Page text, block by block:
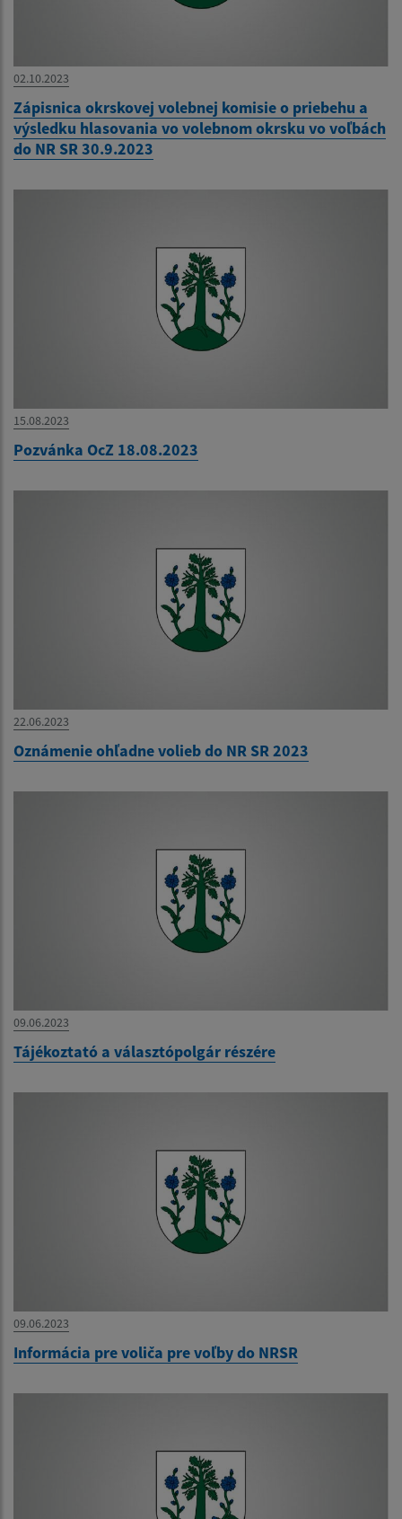
02.10.2023
Zápisnica okrskovej volebnej komisie o priebehu a
výsledku hlasovania vo volebnom okrsku vo voľbách
do NR SR 30.9.2023
15.08.2023
Pozvánka OcZ 18.08.2023
22.06.2023
Oznámenie ohľadne volieb do NR SR 2023
09.06.2023
Tájékoztató a választópolgár részére
09.06.2023
Informácia pre voliča pre voľby do NRSR